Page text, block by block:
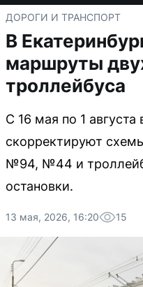
ДОРОГИ И ТРАНСПОРТ
В
маршруты
троллейбуса
С 16 мая по 1 августа
скорректируют
№94, №44 и
остановки.
13 мая, 2026, 16:20 15